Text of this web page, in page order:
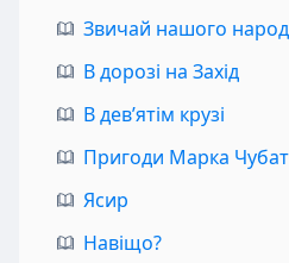
Звичай нашого
В дорозі на Захід
В дев’ятім крузі
Пригоди Марка
Ясир
Навіщо?